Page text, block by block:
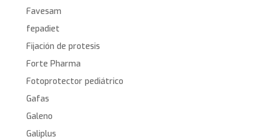
Favesam
fepadiet
Fijación de protesis
Forte Pharma
Fotoprotector pediátrico
Gafas
Galeno
Galiplus